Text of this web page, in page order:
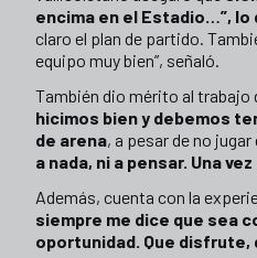
encima en el Estadio…”, lo
claro el plan de partido.
equipo muy bien”, señaló.
También dio mérito al trabajo
hicimos bien y debemos
de arena, a pesar de no
a nada, ni a pensar. Una
Además, cuenta con la
siempre me dice que sea
oportunidad. Que disfrute,